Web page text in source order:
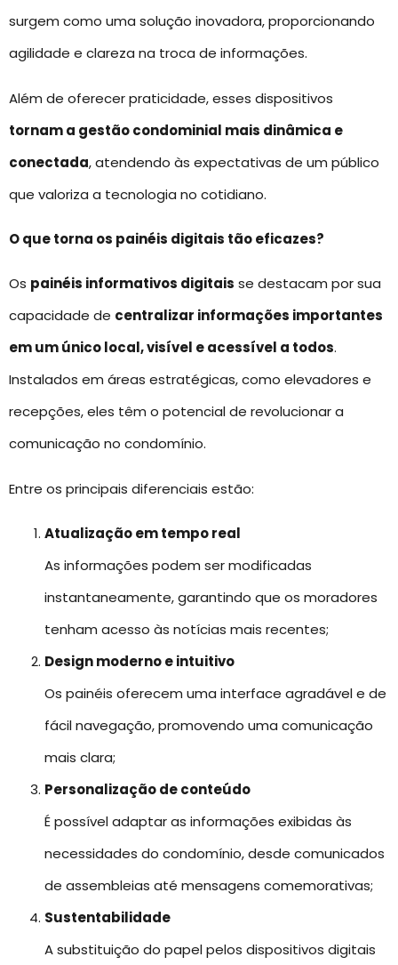
surgem como uma solução inovadora, proporcionando
agilidade e clareza na troca de informações.
Além de oferecer praticidade, esses dispositivos
tornam a gestão condominial mais dinâmica e
conectada, atendendo às expectativas de um público
que valoriza a tecnologia no cotidiano.
O que torna os painéis digitais tão eficazes?
Os painéis informativos digitais se destacam por sua
capacidade de centralizar informações importantes
em um único local, visível e acessível a todos.
Instalados em áreas estratégicas, como elevadores e
recepções, eles têm o potencial de revolucionar a
comunicação no condomínio.
Entre os principais diferenciais estão:
Atualização em tempo real
As informações podem ser modificadas
instantaneamente, garantindo que os moradores
tenham acesso às notícias mais recentes;
Design moderno e intuitivo
Os painéis oferecem uma interface agradável e de
fácil navegação, promovendo uma comunicação
mais clara;
Personalização de conteúdo
É possível adaptar as informações exibidas às
necessidades do condomínio, desde comunicados
de assembleias até mensagens comemorativas;
Sustentabilidade
A substituição do papel pelos dispositivos digitais